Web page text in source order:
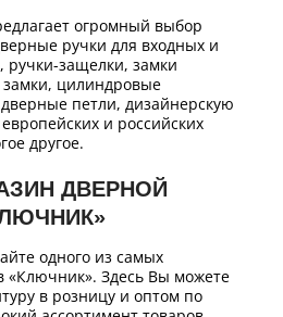
огромный выбор
ручки для входных и
защелки, замки
цилиндровые
петли, дизайнерскую
и российских
другое.
ДВЕРНОЙ
одного из самых
«Ключник». Здесь Вы можете
в розницу и оптом по